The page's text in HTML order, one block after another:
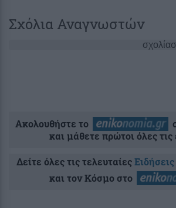
Σχόλια Αναγνωστών
Ακολουθήστε το
και μάθετε πρώτοι όλες τις
Δείτε όλες τις τελευταίεςΕιδήσεις
και τον Κόσμο στο